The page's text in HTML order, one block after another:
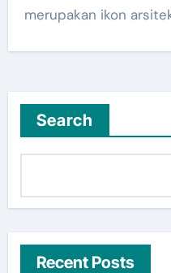
merupakan ikon
Search
Recent Posts